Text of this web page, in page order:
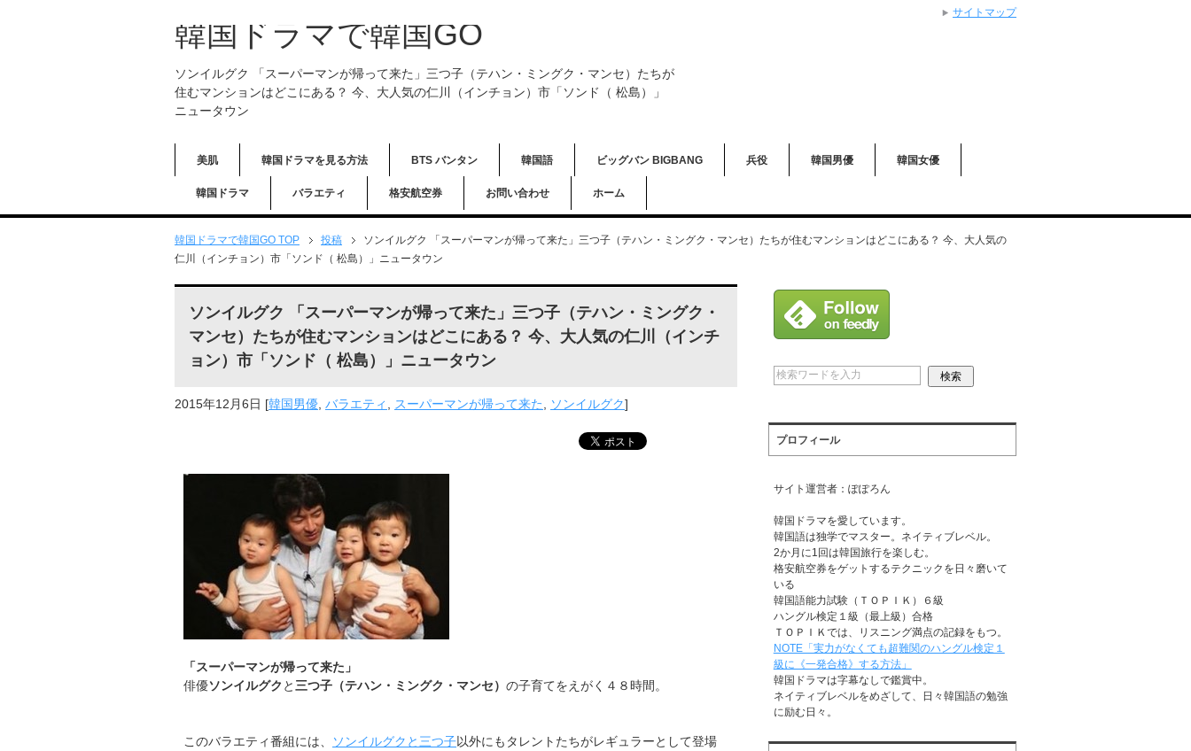
韓国ドラマで韓国GO
ソンイルグク 「スーパーマンが帰って来た」三つ子（テハン・ミングク・マンセ）たちが
住むマンションはどこにある？ 今、大人気の仁川（インチョン）市「ソンド（ 松島）」
ニュータウン
美肌 韓国ドラマを見る方法 BTS バンタン 韓国語 ビッグバン BIGBANG 兵役 韓国男優 韓国女優
韓国ドラマ バラエティ 格安航空券 お問い合わせ ホーム
韓国ドラマで韓国GO TOP 投稿
ソンイルグク 「スーパーマンが帰って来た」三つ子（テハン・ミングク・マンセ）たちが住むマンションはどこにある？ 今、大人気の
仁川（インチョン）市「ソンド（ 松島）」ニュータウン
ソンイルグク 「スーパーマンが帰って来た」三つ子（テハン・ミングク・
マンセ）たちが住むマンションはどこにある？ 今、大人気の仁川（インチ
ョン）市「ソンド（ 松島）」ニュータウン
2015年12月6日 [韓国男優 バラエティ スーパーマンが帰って来た ソンイルグク]
「スーパーマンが帰って来た」
俳優ソンイルグク と 三つ子（テハン・ミングク・マンセ） の子育てをえがく４８時間。
このバラエティ番組には、 ソンイルグクと三つ子以外にもタレントたちがレギュラーとして登場
プロフィール
サイト運営者：ぽぽろん
韓国ドラマを愛しています。
韓国語は独学でマスター。ネイティブレベル。
2か月に1回は韓国旅行を楽しむ。
格安航空券をゲットするテクニックを日々磨いて
いる
韓国語能力試験（ＴＯＰＩＫ）６級
ハングル検定１級（最上級）合格
ＴＯＰＩＫでは、リスニング満点の記録をもつ。
NOTE「実力がなくても超難関のハングル検定１
級に《一発合格》する方法」
韓国ドラマは字幕なしで鑑賞中。
ネイティブレベルをめざして、日々韓国語の勉強
に励む日々。
サイトマップ